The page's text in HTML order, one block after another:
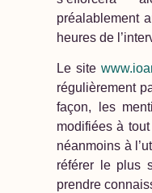
préalablement
heures de
Le site
régulièrement
façon, les
modifiées à
néanmoins à
référer le plus
prendre